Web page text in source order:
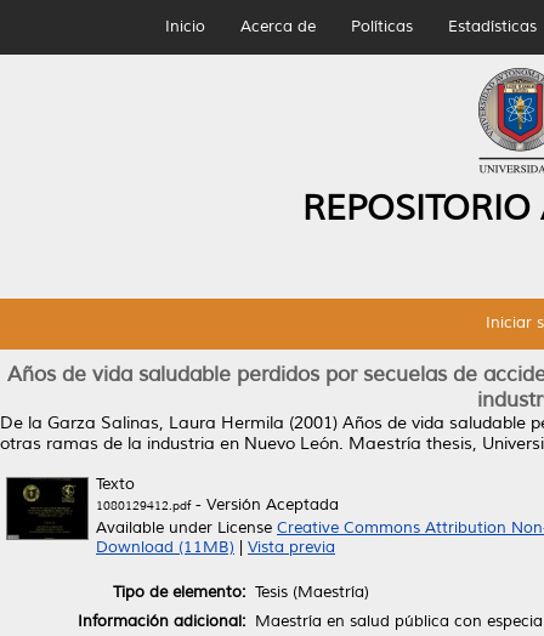
Inicio Acerca de Políticas Estadísticas
Iniciar
Años de vida saludable perdidos por secuelas de
De la Garza Salinas, Laura Hermila (2001) Años de vida saludable
otras ramas de la industria en Nuevo León. Maestría thesis,
Texto
1080129412.pdf- Versión Aceptada
Available under License Creative Commons Attribution
Download (11MB)
Vista previa
Tipo de elemento: Tesis (Maestría)
Información adicional: Maestría en salud pública con